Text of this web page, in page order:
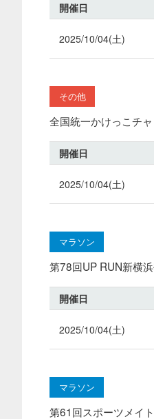
開催日
2025/10/04(土)
その他
全国統一かけっこチ
開催日
2025/10/04(土)
マラソン
第78回UP RUN新横
開催日
2025/10/04(土)
マラソン
第61回スポーツメイ